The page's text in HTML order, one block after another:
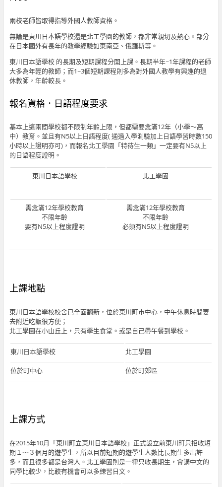
兩校老師皆取得指導外國人教師資格。
無論是東川日本語學校還是北工學園的教師，都非常親切及熱心。部分
在日本國外有長年的教學經驗如東南亞、俄羅斯等。
東川日本語學校 的長期及短期課程分開上課。長期半年~1年課程的老師
大多為年輕的教師；而1~3個短期課程則多為對外國人教學有興趣的退
休教師，年齡較長。
報名資格．日語程度要求
基本上這兩間學校都不限制年齡上限，但都需要念滿12年（小學～高
中）教育。並且有N5以上日語程度( 通過入學測驗加上日語學習時數150
小時以上證明亦可)，而報名北工學園「特待生一類」一定要有N5以上
的日語程度證明。
東川日本語學校 北工學園
需念滿12年學校教育
不限年齡
要有N5以上程度證明
需念滿12年學校教育
不限年齡
必須有N5以上程度證明
上課地點
東川日本語學校校舍已全面翻新，位於東川町市中心，中午休息時間要
去附近吃飯很方便；
北工學園在小山丘上，只有學生食堂。或是自己帶午餐到學校。
東川日本語學校 北工學園
位於町中心 位於町郊區
上課方式
在2015年10月「東川町立東川日本語學校」正式設立前東川町只招收短
期１～３個月的遊學生，所以目前短期的遊學生人數比長期生多出許
多，而且很多都是台灣人。北工學園則是一律只收長期生，會講中文的
同學比較少，比較有機會可以多練習日文。